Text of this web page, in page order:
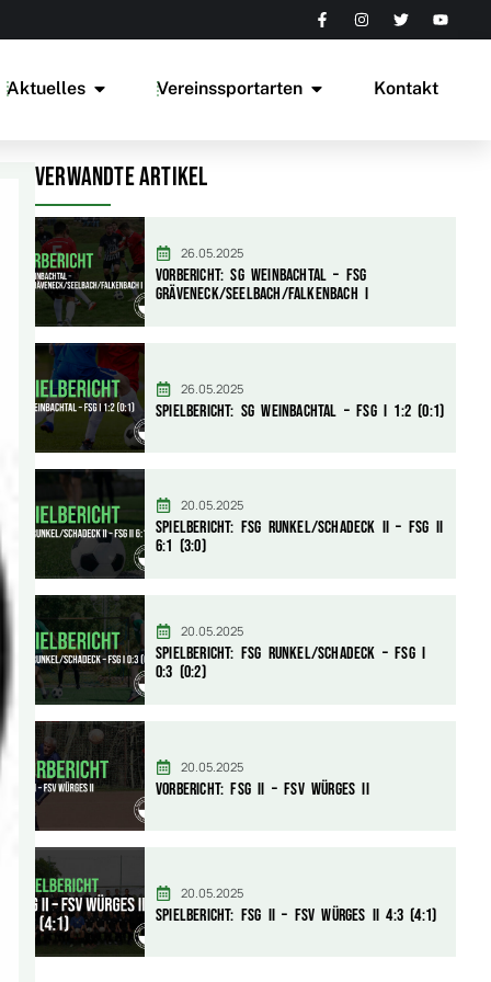
Aktuelles Vereinssportarten Kontakt
Verwandte Artikel
26.05.2025
Vorbericht: SG Weinbachtal – FSG
Gräveneck/Seelbach/Falkenbach I
26.05.2025
Spielbericht: SG Weinbachtal – FSG I 1:2 (0:1)
20.05.2025
Spielbericht: FSG Runkel/Schadeck II – FSG II
6:1 (3:0)
20.05.2025
Spielbericht: FSG Runkel/Schadeck – FSG I
0:3 (0:2)
20.05.2025
Vorbericht: FSG II – FSV Würges II
20.05.2025
Spielbericht: FSG II – FSV Würges II 4:3 (4:1)